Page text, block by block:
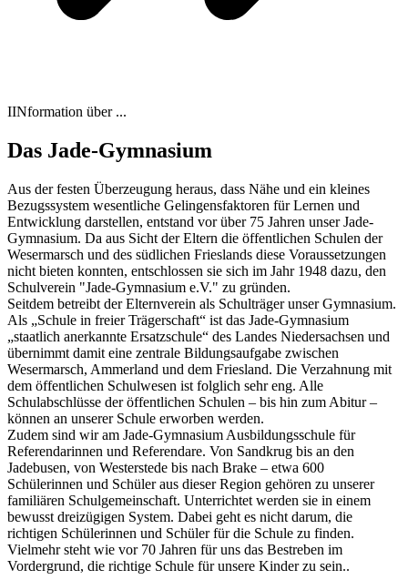
IINformation über ...
Das Jade-Gymnasium
Aus der festen Überzeugung heraus, dass Nähe und ein kleines
Bezugssystem wesentliche Gelingensfaktoren für Lernen und
Entwicklung darstellen, entstand vor über 75 Jahren unser Jade-
Gymnasium. Da aus Sicht der Eltern die öffentlichen Schulen der
Wesermarsch und des südlichen Frieslands diese Voraussetzungen
nicht bieten konnten, entschlossen sie sich im Jahr 1948 dazu, den
Schulverein "Jade-Gymnasium e.V." zu gründen.
Seitdem betreibt der Elternverein als Schulträger unser Gymnasium.
Als „Schule in freier Trägerschaft“ ist das Jade-Gymnasium
„staatlich anerkannte Ersatzschule“ des Landes Niedersachsen und
übernimmt damit eine zentrale Bildungsaufgabe zwischen
Wesermarsch, Ammerland und dem Friesland. Die Verzahnung mit
dem öffentlichen Schulwesen ist folglich sehr eng. Alle
Schulabschlüsse der öffentlichen Schulen – bis hin zum Abitur –
können an unserer Schule erworben werden.
Zudem sind wir am Jade-Gymnasium Ausbildungsschule für
Referendarinnen und Referendare. Von Sandkrug bis an den
Jadebusen, von Westerstede bis nach Brake – etwa 600
Schülerinnen und Schüler aus dieser Region gehören zu unserer
familiären Schulgemeinschaft. Unterrichtet werden sie in einem
bewusst dreizügigen System. Dabei geht es nicht darum, die
richtigen Schülerinnen und Schüler für die Schule zu finden.
Vielmehr steht wie vor 70 Jahren für uns das Bestreben im
Vordergrund, die richtige Schule für unsere Kinder zu sein..